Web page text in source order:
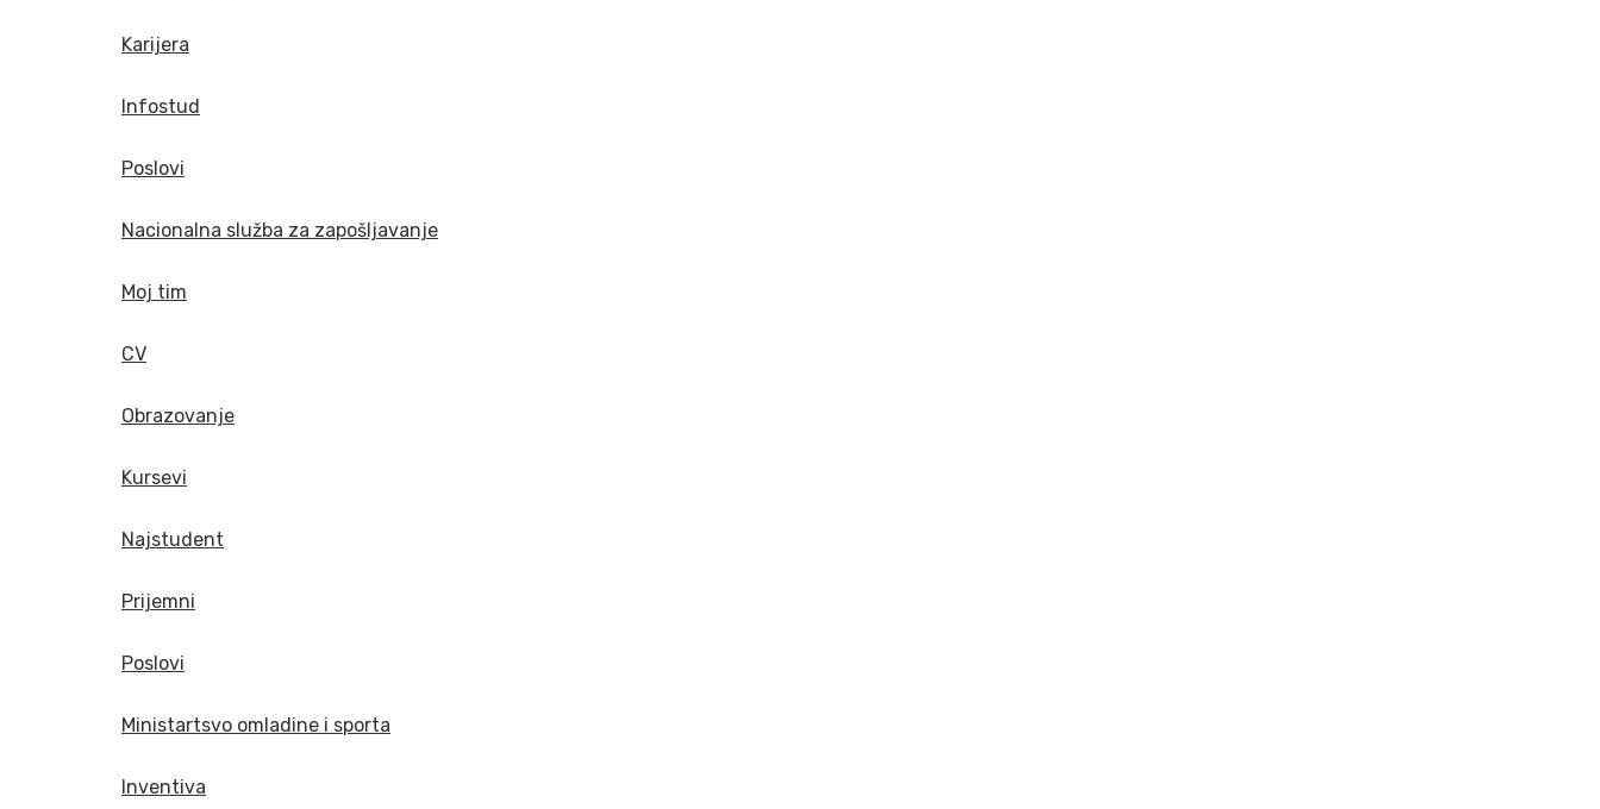
Karijera
Infostud
Poslovi
Nacionalna služba za zapošljavanje
Moj tim
CV
Obrazovanje
Kursevi
Najstudent
Prijemni
Poslovi
Ministartsvo omladine i sporta
Inventiva